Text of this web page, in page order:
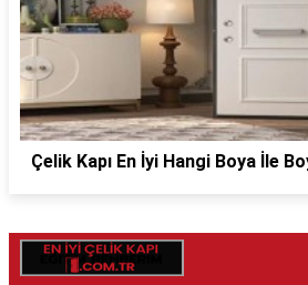
Çelik Kapı En İyi Hangi Boya İle